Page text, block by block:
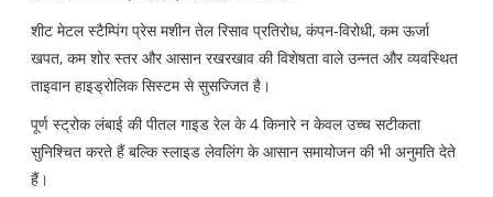
शीट मेटल स्टैम्पिंग प्रेस मशीन तेल रिसाव प्रतिरोध, कंपन-विरोधी, कम ऊर्जा
खपत, कम शोर स्तर और आसान रखरखाव की विशेषता वाले उन्नत और व्यवस्थित
ताइवान हाइड्रोलिक सिस्टम से सुसज्जित है।
पूर्ण स्ट्रोक लंबाई की पीतल गाइड रेल के 4 किनारे न केवल उच्च सटीकता
सुनिश्चित करते हैं बल्कि स्लाइड लेवलिंग के आसान समायोजन की भी अनुमति देते
हैं।